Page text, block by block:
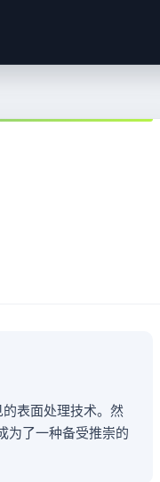
表面处理技术。然
为了一种备受推崇的